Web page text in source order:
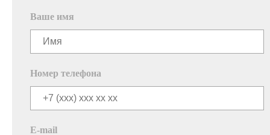
Ваше имя
Номер телефона
E-mail